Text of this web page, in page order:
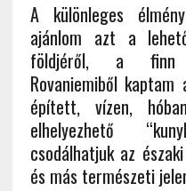
A különleges
ajánlom azt a
földjéről, a finn
Rovaniemiből
épített, vízen,
elhelyezhető
csodálhatjuk az
és más természeti